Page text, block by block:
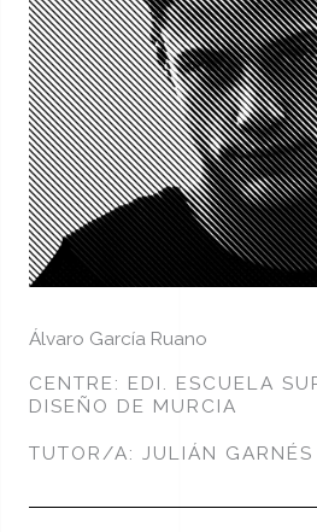
Álvaro García Ruano
CENTRE: EDI. ESCUELA
DISEÑO DE MURCIA
TUTOR/A: JULIÁN GARNÉS